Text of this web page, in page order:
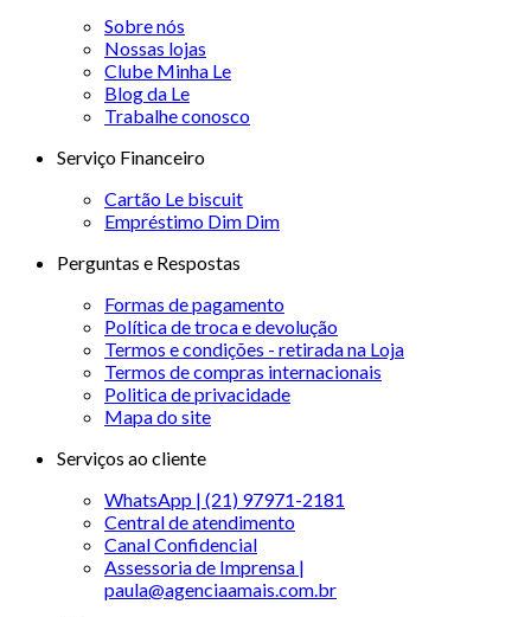
Sobre nós
Nossas lojas
Clube Minha Le
Blog da Le
Trabalhe conosco
Serviço Financeiro
Cartão Le biscuit
Empréstimo Dim Dim
Perguntas e Respostas
Formas de pagamento
Política de troca e devolução
Termos e condições - retirada na Loja
Termos de compras internacionais
Politica de privacidade
Mapa do site
Serviços ao cliente
WhatsApp | (21) 97971-2181
Central de atendimento
Canal Confidencial
Assessoria de Imprensa |
paula@agenciaamais.com.br